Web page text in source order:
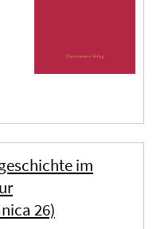
im
26)